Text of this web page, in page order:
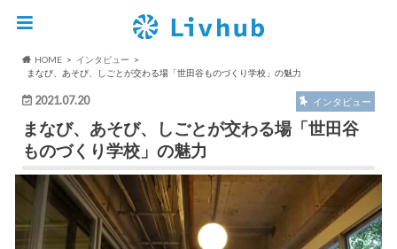
HOME
インタビュー
まなび、あそび、しごとが交わる場「世田谷ものづくり学校」の魅力
2021.07.20 インタビュー
まなび、あそび、しごとが交わる場「世田谷
ものづくり学校」の魅力